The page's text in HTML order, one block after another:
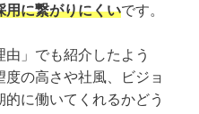
用に繋がりにくいです。
由」でも紹介したよう
の高さや社風、ビジョ
に働いてくれるかどう